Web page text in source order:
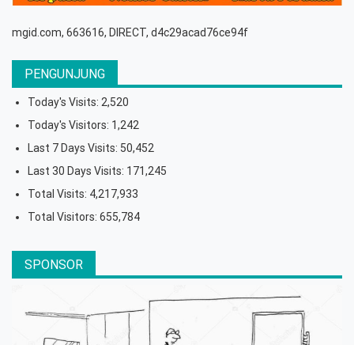
mgid.com, 663616, DIRECT, d4c29acad76ce94f
PENGUNJUNG
Today's Visits: 2,520
Today's Visitors: 1,242
Last 7 Days Visits: 50,452
Last 30 Days Visits: 171,245
Total Visits: 4,217,933
Total Visitors: 655,784
SPONSOR